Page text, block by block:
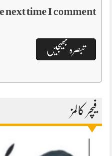
next time I comment.
فیچر کالمز